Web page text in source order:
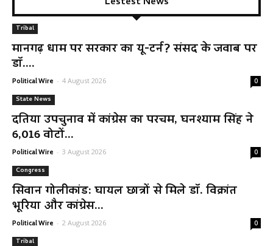
Tribal
मानगढ़ धाम पर सरकार का यू-टर्न? संसद के जवाब पर
डॉ....
Political Wire - 4 August 2026 0
State News
दतिया उपचुनाव में कांग्रेस का परचम, घनश्याम सिंह ने
6,016 वोटों...
Political Wire - 3 August 2026 0
Congress
सिवान गोलीकांड: घायल छात्रों से मिले डॉ. विक्रांत
भूरिया और कांग्रेस...
Political Wire - 2 August 2026 0
Tribal